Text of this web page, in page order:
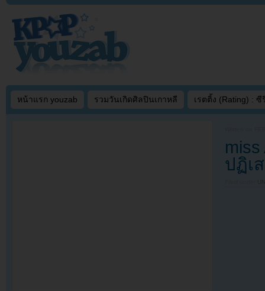
หน้าแรก youzab รวมวันเกิดศิลปินเกาหลี เรตติ้ง (Rating) : ซี
ปฏิเ